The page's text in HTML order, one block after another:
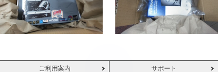
ご利用案内 サポート